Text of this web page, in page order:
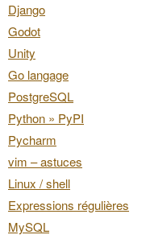
Django
Godot
Unity
Go langage
PostgreSQL
Python » PyPI
Pycharm
vim – astuces
Linux / shell
Expressions régulières
MySQL